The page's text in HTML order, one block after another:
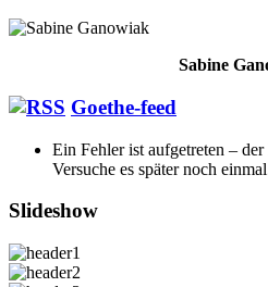
Sabine
Goethe-feed
Ein Fehler ist aufgetreten –
Versuche es später noch
Slideshow